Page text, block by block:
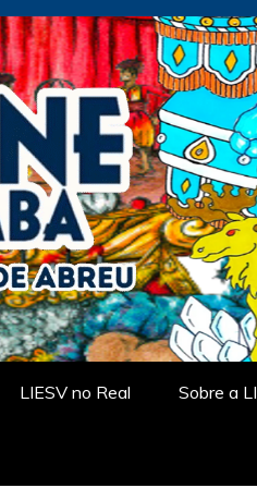
LIESV no Real Sobre a